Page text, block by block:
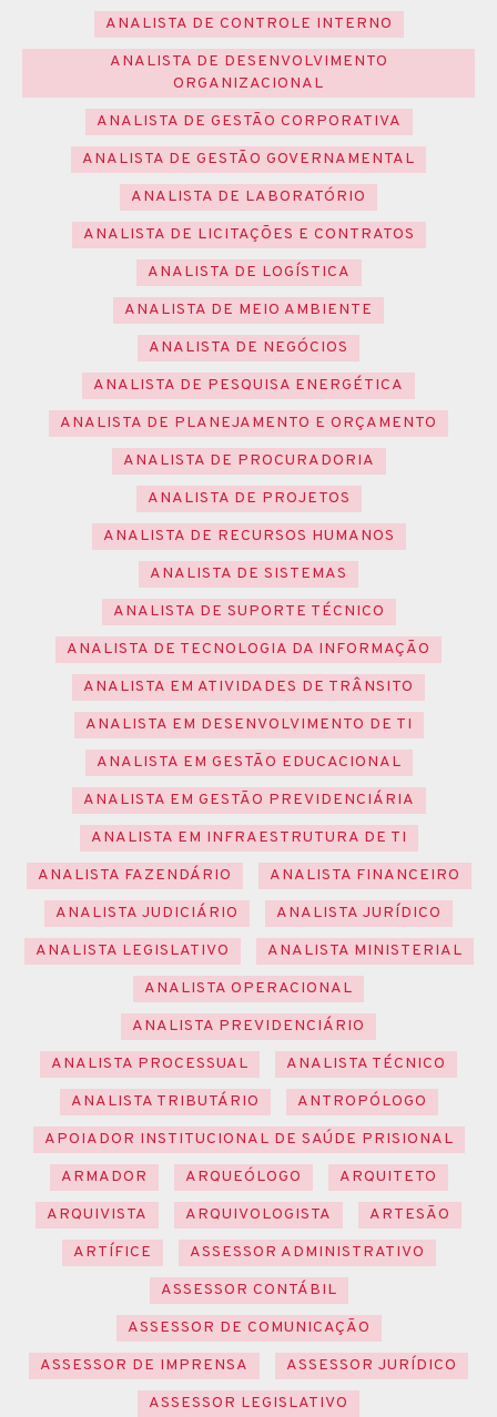
ANALISTA DE CONTROLE INTERNO
ANALISTA DE DESENVOLVIMENTO
ORGANIZACIONAL
ANALISTA DE GESTÃO CORPORATIVA
ANALISTA DE GESTÃO GOVERNAMENTAL
ANALISTA DE LABORATÓRIO
ANALISTA DE LICITAÇÕES E CONTRATOS
ANALISTA DE LOGÍSTICA
ANALISTA DE MEIO AMBIENTE
ANALISTA DE NEGÓCIOS
ANALISTA DE PESQUISA ENERGÉTICA
ANALISTA DE PLANEJAMENTO E ORÇAMENTO
ANALISTA DE PROCURADORIA
ANALISTA DE PROJETOS
ANALISTA DE RECURSOS HUMANOS
ANALISTA DE SISTEMAS
ANALISTA DE SUPORTE TÉCNICO
ANALISTA DE TECNOLOGIA DA INFORMAÇÃO
ANALISTA EM ATIVIDADES DE TRÂNSITO
ANALISTA EM DESENVOLVIMENTO DE TI
ANALISTA EM GESTÃO EDUCACIONAL
ANALISTA EM GESTÃO PREVIDENCIÁRIA
ANALISTA EM INFRAESTRUTURA DE TI
ANALISTA FAZENDÁRIO
ANALISTA FINANCEIRO
ANALISTA JUDICIÁRIO
ANALISTA JURÍDICO
ANALISTA LEGISLATIVO
ANALISTA MINISTERIAL
ANALISTA OPERACIONAL
ANALISTA PREVIDENCIÁRIO
ANALISTA PROCESSUAL
ANALISTA TÉCNICO
ANALISTA TRIBUTÁRIO
ANTROPÓLOGO
APOIADOR INSTITUCIONAL DE SAÚDE PRISIONAL
ARMADOR
ARQUEÓLOGO
ARQUITETO
ARQUIVISTA
ARQUIVOLOGISTA
ARTESÃO
ARTÍFICE
ASSESSOR ADMINISTRATIVO
ASSESSOR CONTÁBIL
ASSESSOR DE COMUNICAÇÃO
ASSESSOR DE IMPRENSA
ASSESSOR JURÍDICO
ASSESSOR LEGISLATIVO